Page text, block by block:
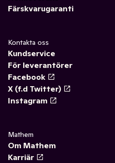
Färskvarugaranti
Kontakta oss
Kundservice
För leverantörer
Facebook
X (f.d Twitter)
Instagram
Mathem
Om Mathem
Karriär